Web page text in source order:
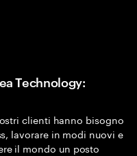
Technology:
clienti hanno bisogno
lavorare in modi nuovi e
il mondo un posto